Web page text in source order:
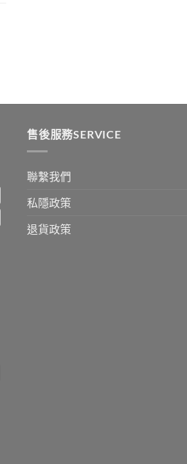
售後服務SERVICE
聯繫我們
私隱政策
退貨政策